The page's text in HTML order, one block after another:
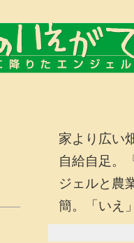
家より広い
自給自足。
ジェルと農
簡。「いえ